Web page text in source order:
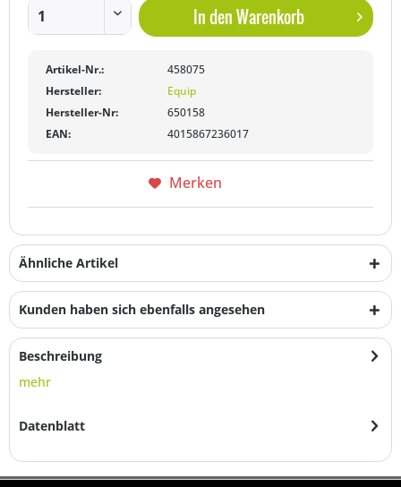
In denWarenkorb
Artikel-Nr.:
458075
Hersteller:
Equip
Hersteller-Nr:
650158
EAN:
4015867236017
Merken
Ähnliche Artikel
Kunden haben sich ebenfalls angesehen
Beschreibung
mehr
Datenblatt